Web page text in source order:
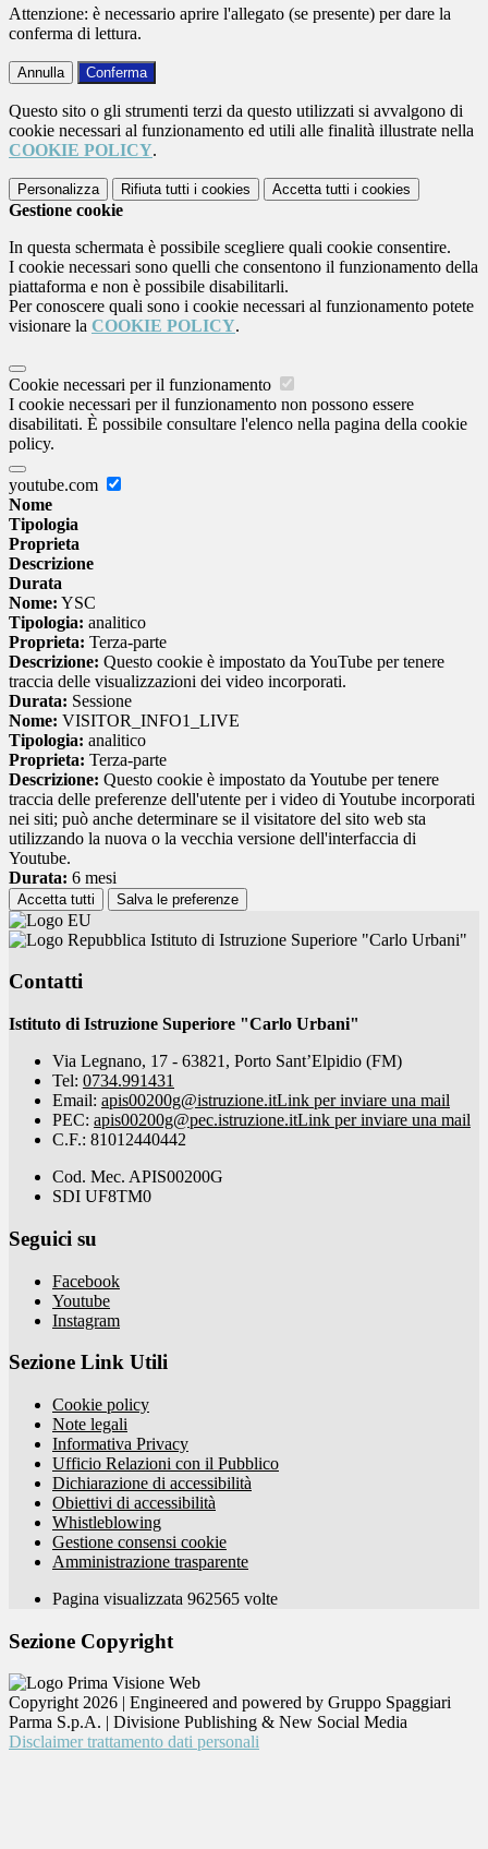
Attenzione: è necessario aprire l'allegato (se presente) per dare la
conferma di lettura.
Annulla Conferma
Questo sito o gli strumenti terzi da questo utilizzati si avvalgono di
cookie necessari al funzionamento ed utili alle finalità illustrate nella
COOKIE POLICY.
Personalizza Rifiuta tutti i cookies Accetta tutti i cookies
Gestione cookie
In questa schermata è possibile scegliere quali cookie consentire.
I cookie necessari sono quelli che consentono il funzionamento della
piattaforma e non è possibile disabilitarli.
Per conoscere quali sono i cookie necessari al funzionamento potete
visionare la COOKIE POLICY.
Cookie necessari per il funzionamento
I cookie necessari per il funzionamento non possono essere
disabilitati. È possibile consultare l'elenco nella pagina della cookie
policy.
youtube.com
Nome
Tipologia
Proprieta
Descrizione
Durata
Nome: YSC
Tipologia: analitico
Proprieta: Terza-parte
Descrizione: Questo cookie è impostato da YouTube per tenere
traccia delle visualizzazioni dei video incorporati.
Durata: Sessione
Nome: VISITOR_INFO1_LIVE
Tipologia: analitico
Proprieta: Terza-parte
Descrizione: Questo cookie è impostato da Youtube per tenere
traccia delle preferenze dell'utente per i video di Youtube incorporati
nei siti; può anche determinare se il visitatore del sito web sta
utilizzando la nuova o la vecchia versione dell'interfaccia di
Youtube.
Durata: 6 mesi
Accetta tutti Salva le preferenze
Istituto di Istruzione Superiore "Carlo Urbani"
Contatti
Istituto di Istruzione Superiore "Carlo Urbani"
Via Legnano, 17 - 63821, Porto Sant’Elpidio (FM)
Tel: 0734.991431
Email: apis00200g@istruzione.itLink per inviare una mail
PEC: apis00200g@pec.istruzione.itLink per inviare una mail
C.F.: 81012440442
Cod. Mec. APIS00200G
SDI UF8TM0
Seguici su
Facebook
Youtube
Instagram
Sezione Link Utili
Cookie policy
Note legali
Informativa Privacy
Ufficio Relazioni con il Pubblico
Dichiarazione di accessibilità
Obiettivi di accessibilità
Whistleblowing
Gestione consensi cookie
Amministrazione trasparente
Pagina visualizzata 962565 volte
Sezione Copyright
Copyright 2026 | Engineered and powered by Gruppo Spaggiari
Parma S.p.A. | Divisione Publishing & New Social Media
Disclaimer trattamento dati personali